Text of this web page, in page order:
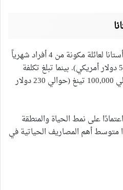
يبلغ متوسط ​​تكلفة المعيشة في أستانا لعائلة مكونة من 4 أفراد شهرياً
حوالي 240,000 تينغ (حوالي 550 دولار أمريكي). بينما تبلغ تكلفة
المعيشة للفرد (شاب أعزب) حوالي 100,000 تينغ (حوالي 230 دولار
على نمط الحياة والمنطقة
متوسط أهم المصاريف الحياتية في